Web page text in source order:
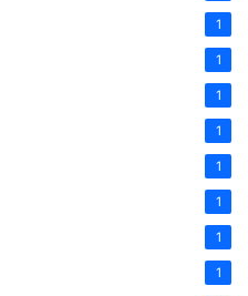
1
1
1
1
1
1
1
1